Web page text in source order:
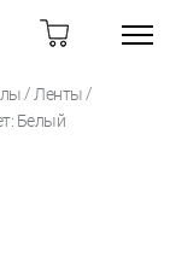
/ Ленты /
Белый